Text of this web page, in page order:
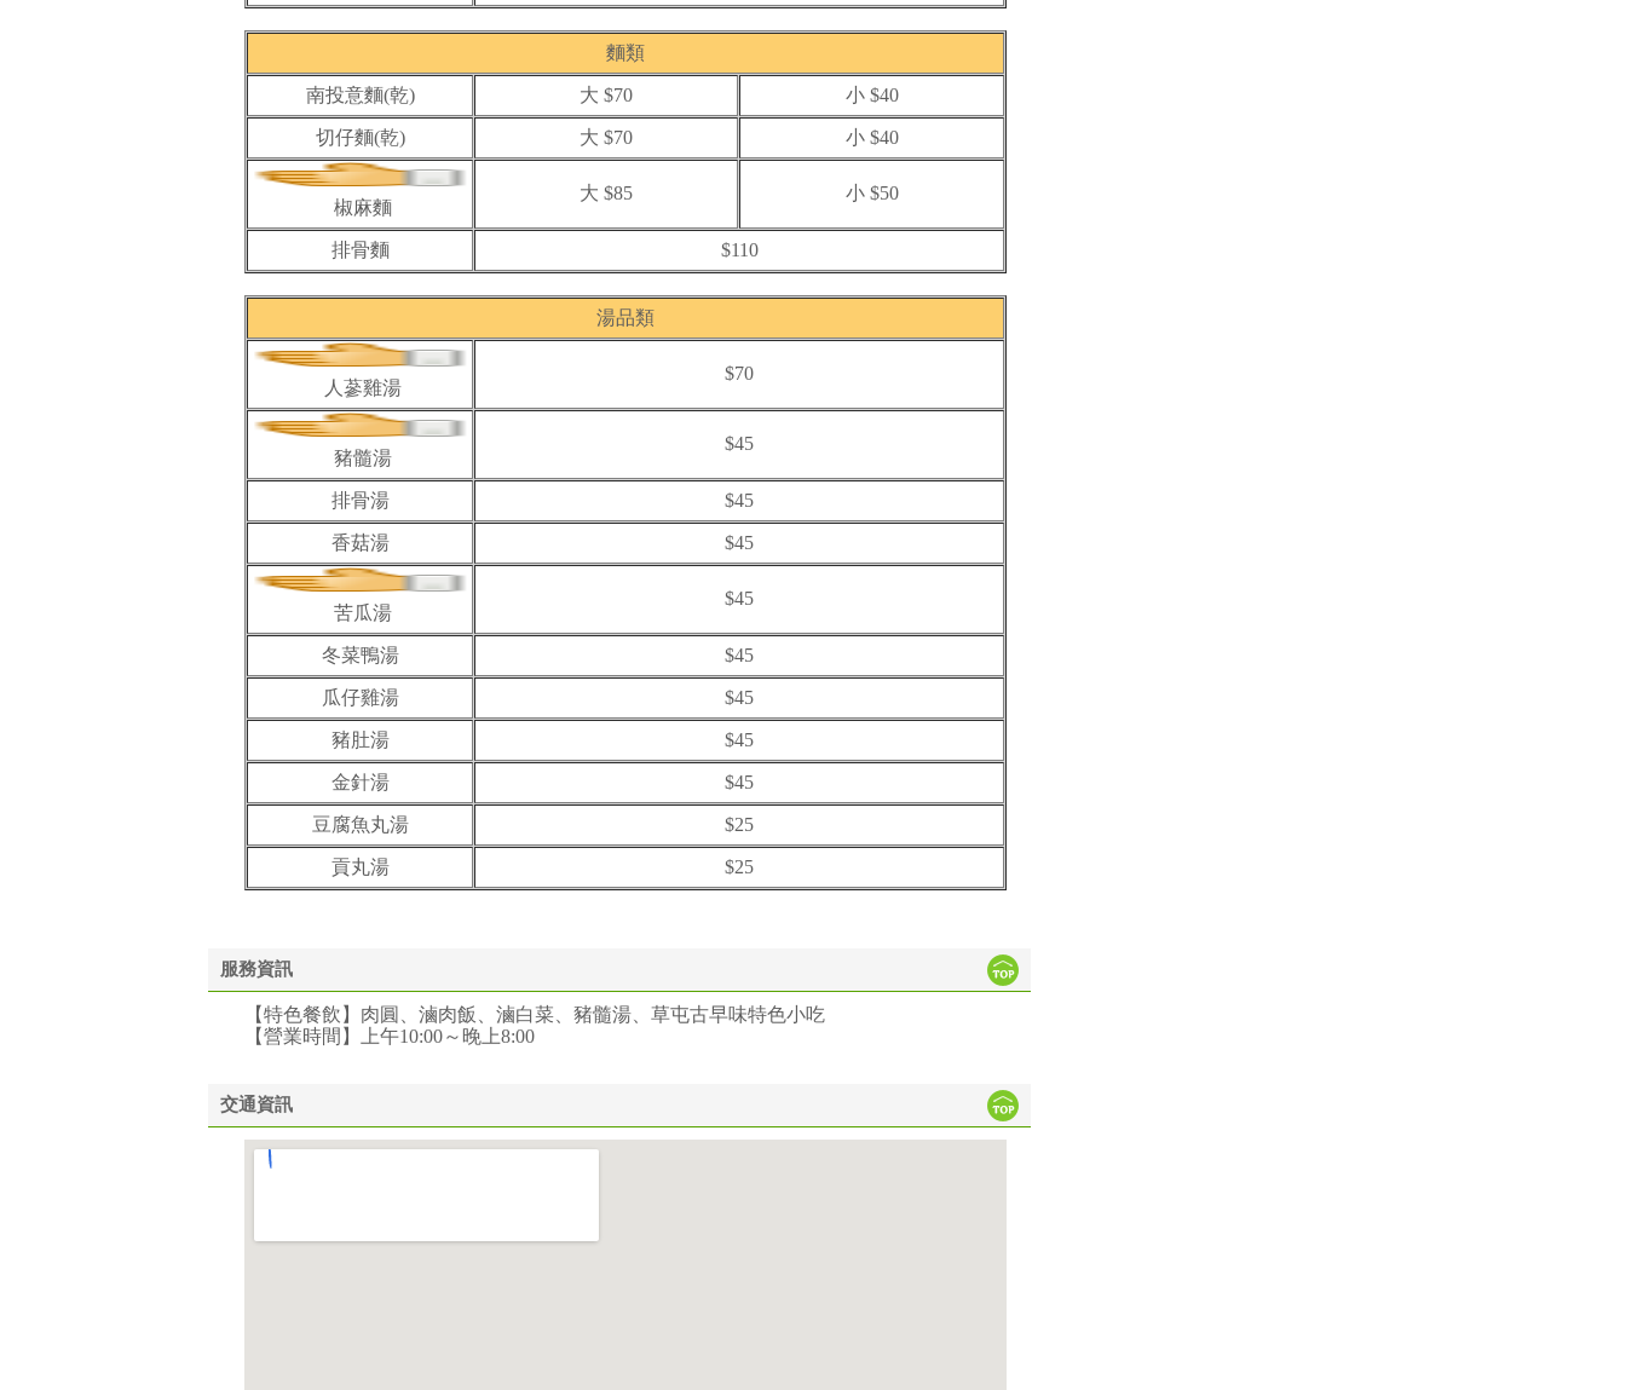
麵類
南投意麵(乾) 大 $70 小 $40
切仔麵(乾) 大 $70 小 $40
椒麻麵
大 $85 小 $50
排骨麵 $110
湯品類
人蔘雞湯
$70
豬髓湯
$45
排骨湯 $45
香菇湯 $45
苦瓜湯
$45
冬菜鴨湯 $45
瓜仔雞湯 $45
豬肚湯 $45
金針湯 $45
豆腐魚丸湯 $25
貢丸湯 $25
服務資訊
【特色餐飲】肉圓、滷肉飯、滷白菜、豬髓湯、草屯古早味特色小吃
【營業時間】上午10:00～晚上8:00
交通資訊